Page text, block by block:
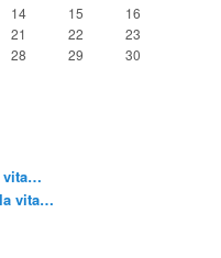
14 15
16
21 22
23
28 29
30
vita…
vita…